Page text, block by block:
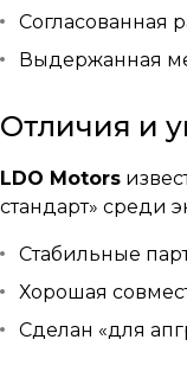
Согласованная
Выдержанная
Отличия и
LDO Motors
стандарт» среди
Стабильные
Хорошая
Сделан «для